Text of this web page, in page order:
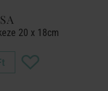
20 x 18cm